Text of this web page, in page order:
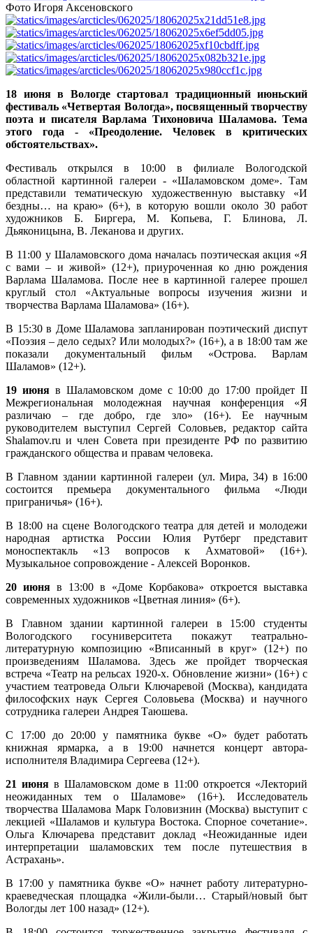
Фото Игоря Аксеновского
18 июня в Вологде стартовал традиционный июньский
фестиваль «Четвертая Вологда», посвященный творчеству
поэта и писателя Варлама Тихоновича Шаламова. Тема
этого года - «Преодоление. Человек в критических
обстоятельствах».
Фестиваль открылся в 10:00 в филиале Вологодской
областной картинной галереи - «Шаламовском доме». Там
представили тематическую художественную выставку «И
бездны… на краю» (6+), в которую вошли около 30 работ
художников Б. Биргера, М. Копьева, Г. Блинова, Л.
Дьяконицына, В. Леканова и других.
В 11:00 у Шаламовского дома началась поэтическая акция «Я
с вами – и живой» (12+), приуроченная ко дню рождения
Варлама Шаламова. После нее в картинной галерее прошел
круглый стол «Актуальные вопросы изучения жизни и
творчества Варлама Шаламова» (16+).
В 15:30 в Доме Шаламова запланирован поэтический диспут
«Поэзия – дело седых? Или молодых?» (16+), а в 18:00 там же
показали документальный фильм «Острова. Варлам
Шаламов» (12+).
19 июняв Шаламовском доме с 10:00 до 17:00 пройдет II
Межрегиональная молодежная научная конференция «Я
различаю – где добро, где зло» (16+). Ее научным
руководителем выступил Сергей Соловьев, редактор сайта
Shalamov.ru и член Совета при президенте РФ по развитию
гражданского общества и правам человека.
В Главном здании картинной галереи (ул. Мира, 34) в 16:00
состоится премьера документального фильма «Люди
приграничья» (16+).
В 18:00 на сцене Вологодского театра для детей и молодежи
народная артистка России Юлия Рутберг представит
моноспектакль «13 вопросов к Ахматовой» (16+).
Музыкальное сопровождение - Алексей Воронков.
20 июня в 13:00 в «Доме Корбакова» откроется выставка
современных художников «Цветная линия» (6+).
В Главном здании картинной галереи в 15:00 студенты
Вологодского госуниверситета покажут театрально-
литературную композицию «Вписанный в круг» (12+) по
произведениям Шаламова. Здесь же пройдет творческая
встреча «Театр на рельсах 1920-х. Обновление жизни» (16+) с
участием театроведа Ольги Ключаревой (Москва), кандидата
философских наук Сергея Соловьева (Москва) и научного
сотрудника галереи Андрея Таюшева.
С 17:00 до 20:00 у памятника букве «О» будет работать
книжная ярмарка, а в 19:00 начнется концерт автора-
исполнителя Владимира Сергеева (12+).
21 июняв Шаламовском доме в 11:00 откроется «Лекторий
неожиданных тем о Шаламове» (16+). Исследователь
творчества Шаламова Марк Головизнин (Москва) выступит с
лекцией «Шаламов и культура Востока. Спорное сочетание».
Ольга Ключарева представит доклад «Неожиданные идеи
интерпретации шаламовских тем после путешествия в
Астрахань».
В 17:00 у памятника букве «О» начнет работу литературно-
краеведческая площадка «Жили-были… Старый/новый быт
Вологды лет 100 назад» (12+).